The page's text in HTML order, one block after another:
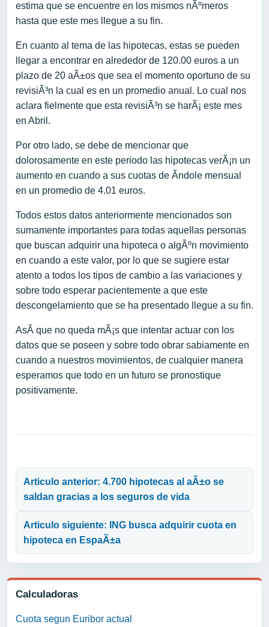
Calculadoras
Cuota segun Euribor actual
estima que se encuentre en los mismos nÃºmeros
hasta que este mes llegue a su fin.
En cuanto al tema de las hipotecas, estas se pueden
llegar a encontrar en alrededor de 120.00 euros a un
plazo de 20 aÃ±os que sea el momento oportuno de su
revisiÃ³n la cual es en un promedio anual. Lo cual nos
aclara fielmente que esta revisiÃ³n se harÃ¡ este mes
en Abril.
Por otro lado, se debe de mencionar que
dolorosamente en este periodo las hipotecas verÃ¡n un
aumento en cuando a sus cuotas de Ã­ndole mensual
en un promedio de 4.01 euros.
Todos estos datos anteriormente mencionados son
sumamente importantes para todas aquellas personas
que buscan adquirir una hipoteca o algÃºn movimiento
en cuando a este valor, por lo que se sugiere estar
atento a todos los tipos de cambio a las variaciones y
sobre todo esperar pacientemente a que este
descongelamiento que se ha presentado llegue a su fin.
AsÃ­ que no queda mÃ¡s que intentar actuar con los
datos que se poseen y sobre todo obrar sabiamente en
cuando a nuestros movimientos, de cualquier manera
esperamos que todo en un futuro se pronostique
positivamente.
Articulo anterior: 4.700 hipotecas al aÃ±o se
saldan gracias a los seguros de vida
Articulo siguiente: ING busca adquirir cuota en
hipoteca en EspaÃ±a